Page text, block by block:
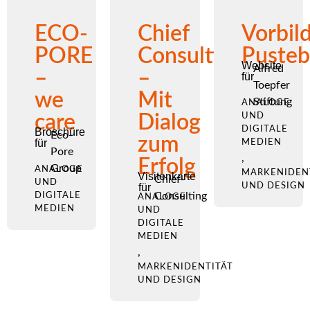
ECO-
PORE
–
we
care
Broschüre
für
Eco-
Pore
Group
ANALOGE
UND
DIGITALE
MEDIEN
Chief
Consulting
–
Mit
Dialog
zum
Erfolg
Visitenkarte
für
Chief-
Consulting
ANALOGE
UND
DIGITALE
MEDIEN
,
MARKENIDENTITÄT
UND DESIGN
Website
für
Alfred
Toepfer
Stiftung
ANALOGE
UND
DIGITALE
MEDIEN
,
UND DESIGN